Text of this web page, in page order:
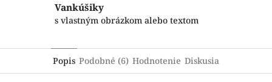
Vankúšiky
s vlastným obrázkom alebo textom
Popis Podobné (6) Hodnotenie Diskusia